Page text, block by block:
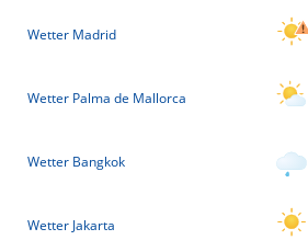
Wetter Madrid
Wetter Palma de Mallorca
Wetter Bangkok
Wetter Jakarta